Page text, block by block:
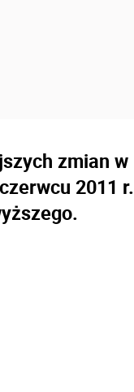
zmian w
2011 r.